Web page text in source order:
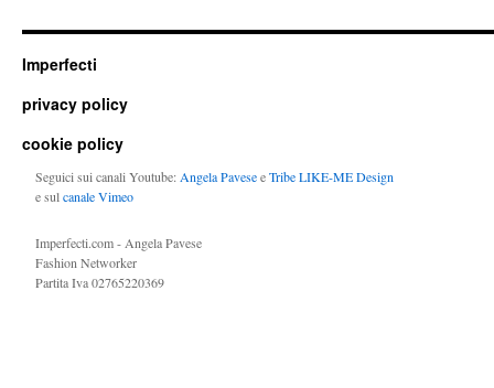
Imperfecti
privacy policy
cookie policy
Seguici sui canali Youtube: Angela PaveseeTribe LIKE-ME Design
e sulcanale Vimeo
Imperfecti.com - Angela Pavese
Fashion Networker
Partita Iva 02765220369